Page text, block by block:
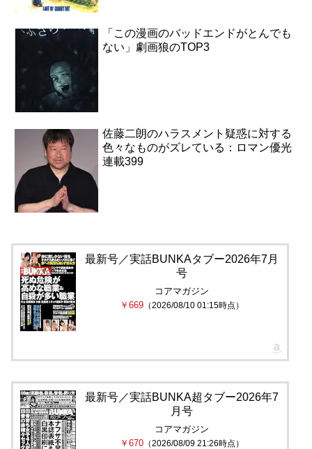
「この漫画のバッドエンドがとんでも
ない」劇画狼のTOP3
佐藤二朗のハラスメント疑惑に対する
色々なものがズレている：ロマン優光
連載399
最新号／実話BUNKAタブー2026年7月
号
コアマガジン
￥669 （2026/08/10 01:15時点）
最新号／実話BUNKA超タブー2026年7
月号
コアマガジン
￥670 （2026/08/09 21:26時点）